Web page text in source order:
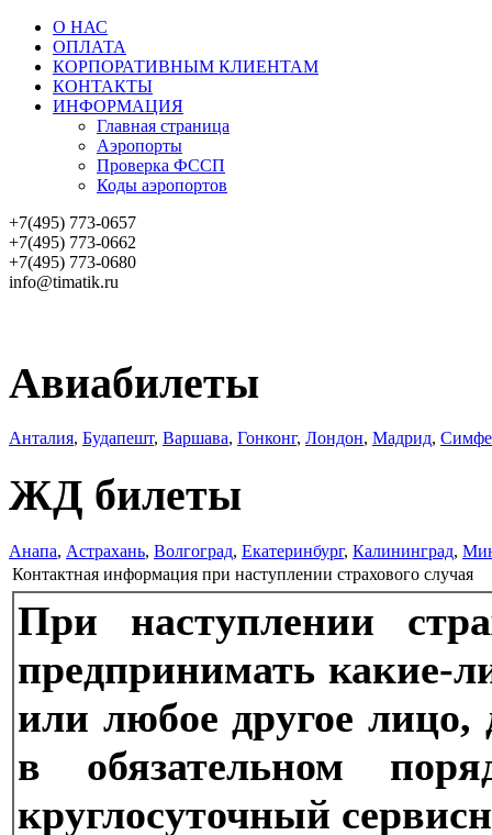
О НАС
ОПЛАТА
КОРПОРАТИВНЫМ КЛИЕНТАМ
КОНТАКТЫ
ИНФОРМАЦИЯ
Главная страница
Аэропорты
Проверка ФССП
Коды аэропортов
+7(495) 773-0657
+7(495) 773-0662
+7(495) 773-0680
info@timatik.ru
Авиабилеты
Анталия, Будапешт, Варшава, Гонконг, Лондон, Мадрид,
ЖД билеты
Анапа, Астрахань, Волгоград, Екатеринбург, Калининград,
Контактная информация при наступлении страхового случая
При наступлении
предпринимать какие-
или любое другое лицо,
в обязательном
круглосуточный